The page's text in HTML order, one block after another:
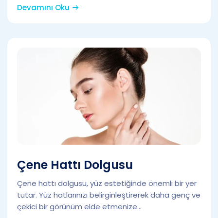
Devamını Oku
Çene Hattı Dolgusu
Çene hattı dolgusu, yüz estetiğinde önemli bir yer
tutar. Yüz hatlarınızı belirginleştirerek daha genç ve
çekici bir görünüm elde etmenize...